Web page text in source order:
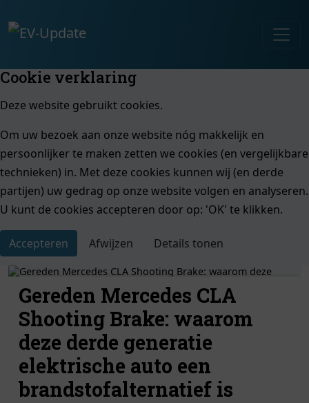
Cookie verklaring
Deze website gebruikt cookies.
Om uw bezoek aan onze website nóg makkelijk en
persoonlijker te maken zetten we cookies (en vergelijkbare
technieken) in. Met deze cookies kunnen wij (en derde
partijen) uw gedrag op onze website volgen en analyseren.
U kunt de cookies accepteren door op: 'OK' te klikken.
Accepteren Afwijzen Details tonen
Gereden Mercedes CLA
Shooting Brake: waarom
deze derde generatie
elektrische auto een
brandstofalternatief is